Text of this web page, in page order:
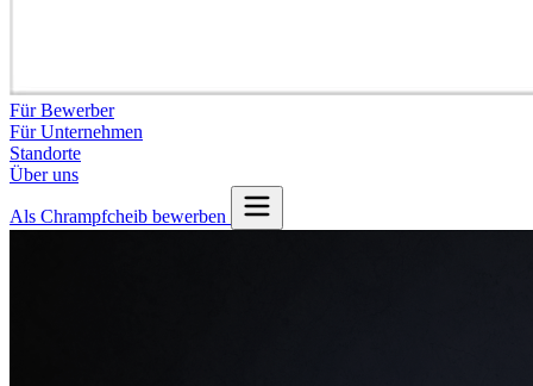
Für Bewerber
Für Unternehmen
Standorte
Über uns
Als Chrampfcheib bewerben